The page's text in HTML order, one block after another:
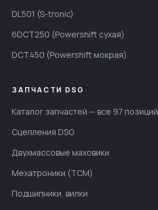
DL501 (S-tronic)
6DCT250 (Powershift сухая)
DCT450 (Powershift мокрая)
ЗАПЧАСТИ DSG
Каталог запчастей — все 97 позиций
Сцепления DSG
Двухмассовые маховики
Мехатроники (TCM)
Подшипники, вилки